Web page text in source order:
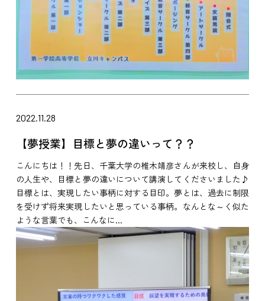
2022.11.28
【夢授業】目標と夢の違いって？？
こんにちは！！先日、千葉大学の椎木靖彦さんが来校し、自身
の人生や、目標と夢の違いについて講演してくださいました♪
目標とは、実現したい事柄に対する目印。夢とは、過去に制限
を受けず将来実現したいと思っている事柄。なんとな～く似た
ような言葉でも、こんなに...